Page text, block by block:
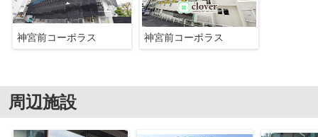
神宮前コーポラス 神宮前コーポラス
周辺施設